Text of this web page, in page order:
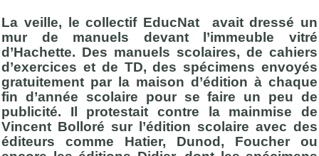
La veille, le collectif EducNat avait dressé un
mur de manuels devant l’immeuble vitré
d’Hachette. Des manuels scolaires, de cahiers
d’exercices et de TD, des spécimens envoyés
gratuitement par la maison d’édition à chaque
fin d’année scolaire pour se faire un peu de
publicité. Il protestait contre la mainmise de
Vincent Bolloré sur l’édition scolaire avec des
éditeurs comme Hatier, Dunod, Foucher ou